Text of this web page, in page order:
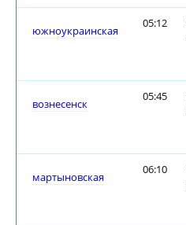
южноукраинская
05:12
вознесенск
05:45
мартыновская
06:10